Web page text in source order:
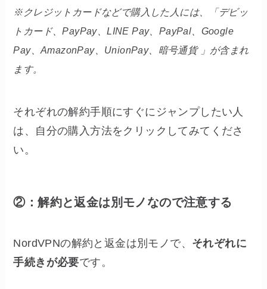
※クレジットカードなどで購入した人には、「デビッ
トカード、PayPay、LINE Pay、PayPal、Google
Pay、AmazonPay、UnionPay、暗号通貨 」が含まれ
ます。
それぞれの解約手順にすぐにジャンプしたい人
は、自分の購入方法をクリックしてみてくださ
い。
②：解約と返金は別モノなので注意する
NordVPNの解約と返金は別モノで、 それぞれに
手続きが必要です。